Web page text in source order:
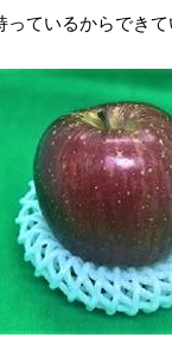
っているからできて